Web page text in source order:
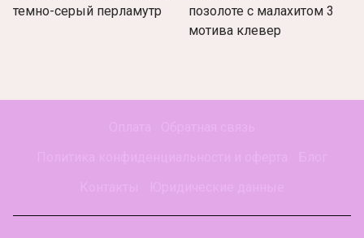
темно-серый перламутр
позолоте с малахитом 3
мотива клевер